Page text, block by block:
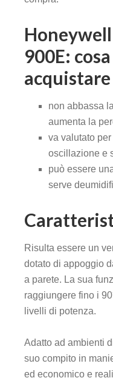
900E:
acquistare
non abbassa
aumenta la
va valutato per
oscillazione e
può essere
serve
Risulta essere un
dotato di appoggio
a parete. La sua
raggiungere fino i
livelli di potenza.
Adatto ad ambienti
suo compito in
ed economico e